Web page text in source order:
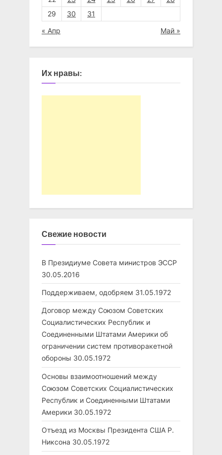
29
30 31
« Апр Май »
Их нравы:
Свежие новости
В Президиуме Совета министров ЭССР
30.05.2016
Поддерживаем, одобряем 31.05.1972
Договор между Союзом Советских
Социалистических Республик и
Соединенными Штатами Америки об
ограничении систем противоракетной
обороны 30.05.1972
Основы взаимоотношений между
Союзом Советских Социалистических
Республик и Соединенными Штатами
Америки 30.05.1972
Отъезд из Москвы Президента США Р.
Никсона 30.05.1972